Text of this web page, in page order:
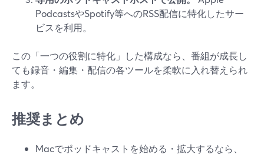
PodcastsやSpotify等へのRSS配信に特化したサー
ビスを利用。
この「一つの役割に特化」した構成なら、番組が成長し
ても録音・編集・配信の各ツールを柔軟に入れ替えられ
ます。
推奨まとめ
Macでポッドキャストを始める・拡大するなら、